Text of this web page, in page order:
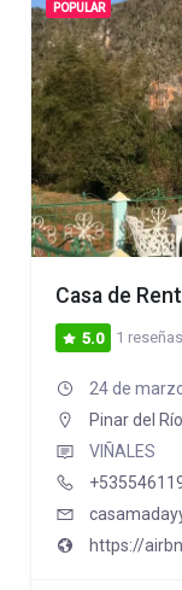
POPULAR
Casa de
5.0 1 reseñas
24 de
Pinar del Río
VIÑALES
https://